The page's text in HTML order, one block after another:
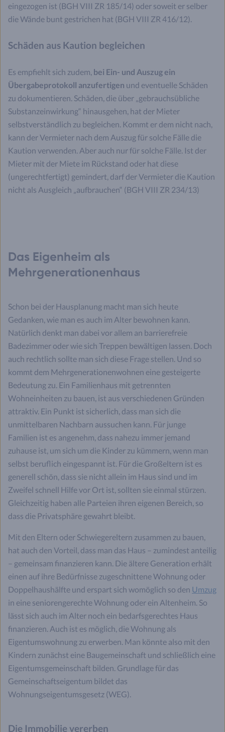
eingezogen ist (BGH VIII ZR 185/14) oder soweit er selber
die Wände bunt gestrichen hat (BGH VIII ZR 416/12).
Schäden aus Kaution begleichen
Es empfiehlt sich zudem, bei Ein- und Auszug ein
Übergabeprotokoll anzufertigen und eventuelle Schäden
zu dokumentieren. Schäden, die über „gebrauchsübliche
Substanzeinwirkung“ hinausgehen, hat der Mieter
selbstverständlich zu begleichen. Kommt er dem nicht nach,
kann der Vermieter nach dem Auszug für solche Fälle die
Kaution verwenden. Aber auch nur für solche Fälle. Ist der
Mieter mit der Miete im Rückstand oder hat diese
(ungerechtfertigt) gemindert, darf der Vermieter die Kaution
nicht als Ausgleich „aufbrauchen“ (BGH VIII ZR 234/13)
Das Eigenheim als
Mehrgenerationenhaus
Schon bei der Hausplanung macht man sich heute
Gedanken, wie man es auch im Alter bewohnen kann.
Natürlich denkt man dabei vor allem an barrierefreie
Badezimmer oder wie sich Treppen bewältigen lassen. Doch
auch rechtlich sollte man sich diese Frage stellen. Und so
kommt dem Mehrgenerationenwohnen eine gesteigerte
Bedeutung zu. Ein Familienhaus mit getrennten
Wohneinheiten zu bauen, ist aus verschiedenen Gründen
attraktiv. Ein Punkt ist sicherlich, dass man sich die
unmittelbaren Nachbarn aussuchen kann. Für junge
Familien ist es angenehm, dass nahezu immer jemand
zuhause ist, um sich um die Kinder zu kümmern, wenn man
selbst beruflich eingespannt ist. Für die Großeltern ist es
generell schön, dass sie nicht allein im Haus sind und im
Zweifel schnell Hilfe vor Ort ist, sollten sie einmal stürzen.
Gleichzeitig haben alle Parteien ihren eigenen Bereich, so
dass die Privatsphäre gewahrt bleibt.
Mit den Eltern oder Schwiegereltern zusammen zu bauen,
hat auch den Vorteil, dass man das Haus – zumindest anteilig
– gemeinsam finanzieren kann. Die ältere Generation erhält
einen auf ihre Bedürfnisse zugeschnittene Wohnung oder
Doppelhaushälfte und erspart sich womöglich so den Umzug
in eine seniorengerechte Wohnung oder ein Altenheim. So
lässt sich auch im Alter noch ein bedarfsgerechtes Haus
finanzieren. Auch ist es möglich, die Wohnung als
Eigentumswohnung zu erwerben. Man könnte also mit den
Kindern zunächst eine Baugemeinschaft und schließlich eine
Eigentumsgemeinschaft bilden. Grundlage für das
Gemeinschaftseigentum bildet das
Wohnungseigentumsgesetz (WEG).
Die Immobilie vererben